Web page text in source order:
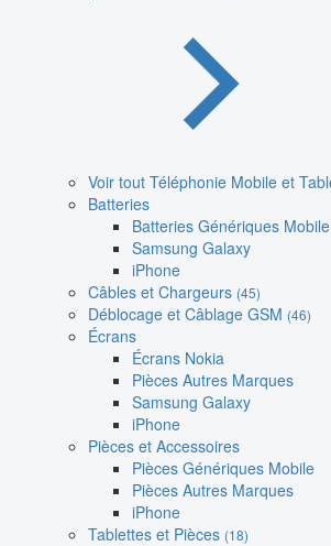
Voir tout Téléphonie Mobile et
Batteries
Batteries Génériques Mobile
Samsung Galaxy
iPhone
Câbles et Chargeurs (45)
Déblocage et Câblage GSM (46)
Écrans
Écrans Nokia
Pièces Autres Marques
Samsung Galaxy
iPhone
Pièces et Accessoires
Pièces Génériques Mobile
Pièces Autres Marques
iPhone
Tablettes et Pièces (18)